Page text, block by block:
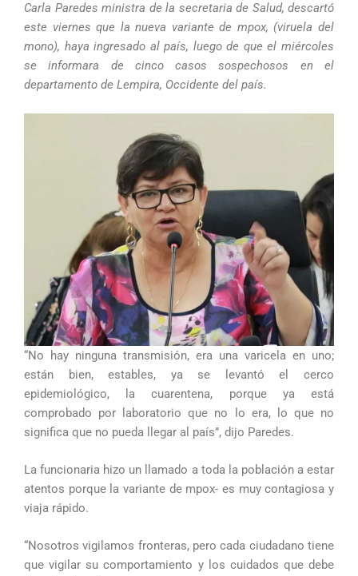
Carla Paredes ministra de la secretaria de Salud, descartó
este viernes que la nueva variante de mpox, (viruela del
mono), haya ingresado al país, luego de que el miércoles
se informara de cinco casos sospechosos en el
departamento de Lempira, Occidente del país.
“No hay ninguna transmisión, era una varicela en uno;
están bien, estables, ya se levantó el cerco
epidemiológico, la cuarentena, porque ya está
comprobado por laboratorio que no lo era, lo que no
significa que no pueda llegar al país”, dijo Paredes.
La funcionaria hizo un llamado a toda la población a estar
atentos porque la variante de mpox- es muy contagiosa y
viaja rápido.
“Nosotros vigilamos fronteras, pero cada ciudadano tiene
que vigilar su comportamiento y los cuidados que debe